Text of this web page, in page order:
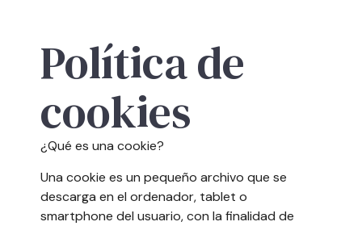
Política de
cookies
¿Qué es una cookie?
Una cookie es un pequeño archivo que se
descarga en el ordenador, tablet o
smartphone del usuario, con la finalidad de